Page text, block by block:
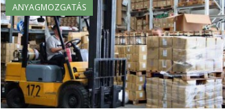
ANYAGMOZGATÁS